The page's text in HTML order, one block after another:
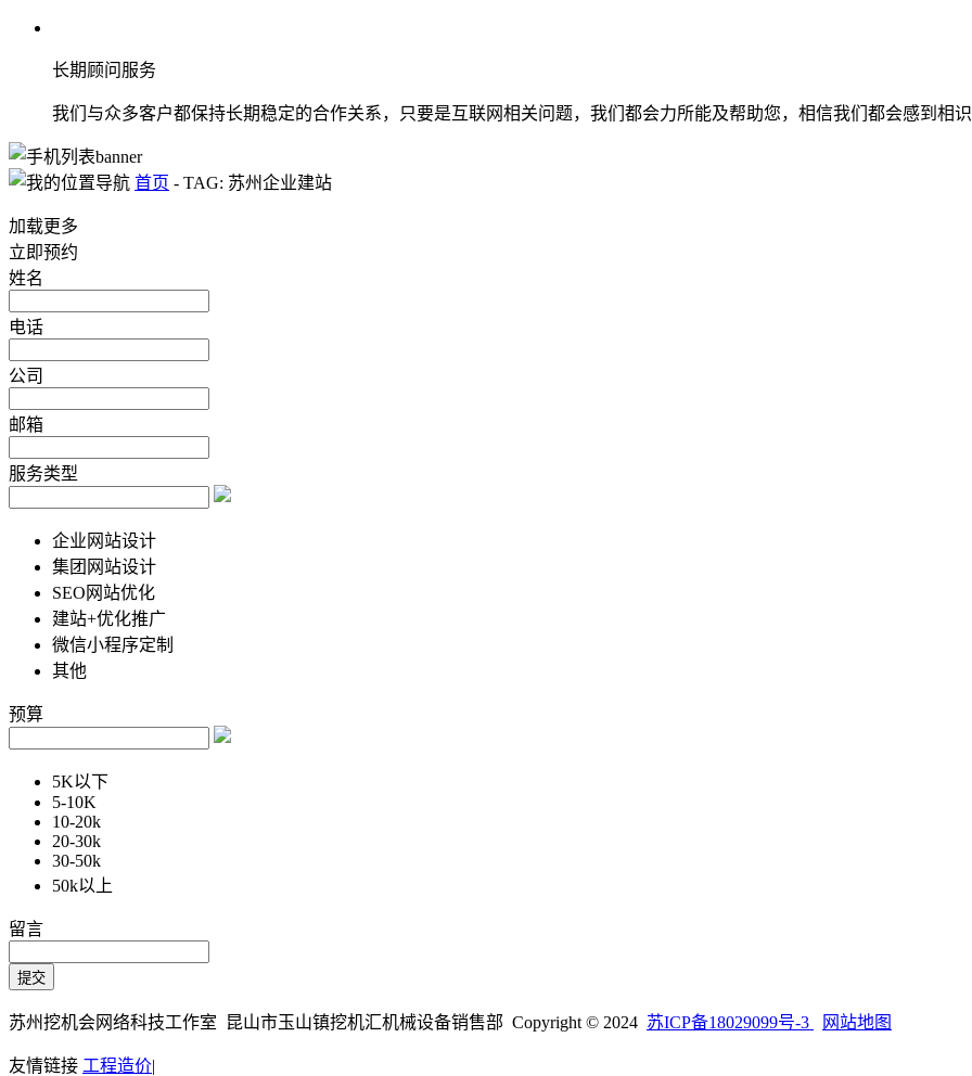
长期顾问服务
我们与众多客户都保持长期稳定的合作关系，只要是互联网相关问题，我们都会力所能及帮助您，相信我们都会感到相
首页 - TAG: 苏州企业建站
加载更多
立即预约
姓名
电话
公司
邮箱
服务类型
企业网站设计
集团网站设计
SEO网站优化
建站+优化推广
微信小程序定制
其他
预算
5K以下
5-10K
10-20k
20-30k
30-50k
50k以上
留言
苏州挖机会网络科技工作室 昆山市玉山镇挖机汇机械设备销售部 Copyright © 2024 苏ICP备18029099号-3 网站地图
友情链接 工程造价|